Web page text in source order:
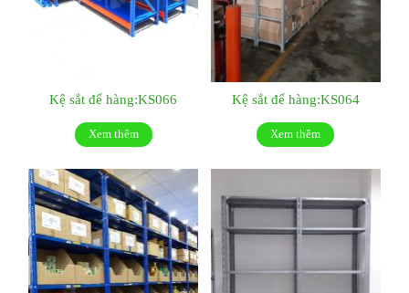
Kệ sắt để hàng:KS066
Xem thêm
Kệ sắt để hàng:KS064
Xem thêm